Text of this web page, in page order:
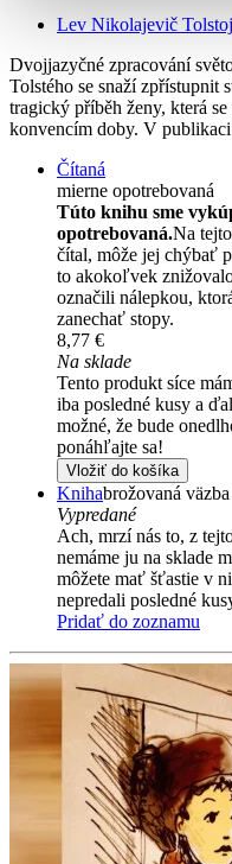
Lev Nikolajevič Tolstoj
Dvojjazyčné zpracování
Tolstého se snaží zpřístupnit
tragický příběh ženy, která
konvencím doby. V publikaci
Čítaná
mierne opotrebovaná
Túto knihu sme
opotrebovaná.Na
čítal, môže jej chýbať
to akokoľvek
označili nálepkou,
zanechať stopy.
8,77 €
Na sklade
Tento produkt síce
iba posledné kusy a
možné, že bude
ponáhľajte sa!
Vložiť do košíka
Knihabrožovaná väzba
Vypredané
Ach, mrzí nás to, z
nemáme ju na sklade
môžete mať šťastie v
nepredali posledné
Pridať do zoznamu